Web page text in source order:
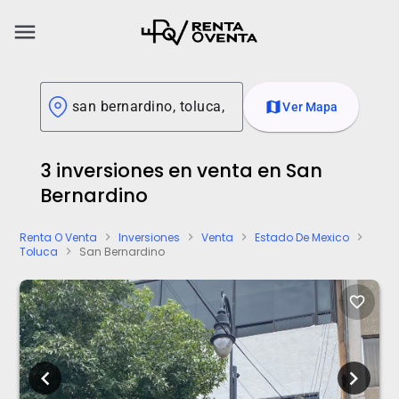
menu
mapVer Mapa
3 inversiones en venta en San
Bernardino
Renta O Venta chevron_right Inversiones chevron_right Venta chevron_right Estado De Mexico chevron_right
Toluca chevron_right San Bernardino
favorite_border
chevron_left chevron_right